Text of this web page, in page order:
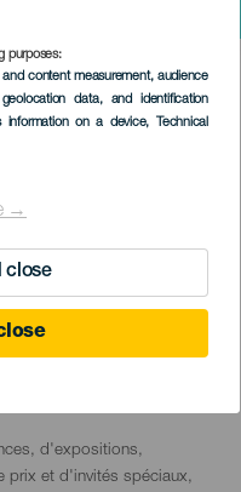
purposes:
and content measurement, audience
data, and identification
information on a device, Technical
→
close
d'expositions,
prix et d'invités spéciaux,